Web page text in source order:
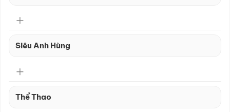
Siêu Anh Hùng
Thể Thao